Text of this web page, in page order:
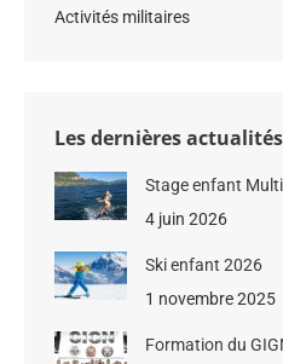
Activités militaires
Les dernières actualités
Stage enfant
4 juin 2026
Ski enfant 2026
1 novembre 2025
Formation du